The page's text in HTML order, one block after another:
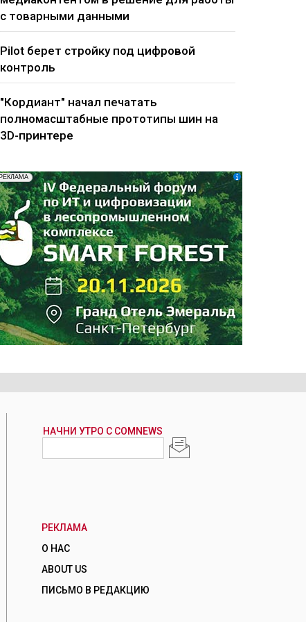
с товарными данными
Pilot берет стройку под цифровой
контроль
"Кордиант" начал печатать
полномасштабные прототипы шин на
3D-принтере
РЕКЛАМА
О НАС
ABOUT US
ПИСЬМО В РЕДАКЦИЮ